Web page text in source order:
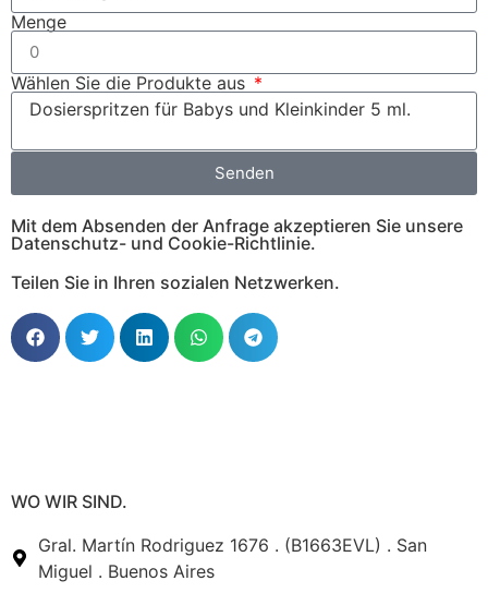
Menge
Wählen Sie die Produkte aus
Senden
Mit dem Absenden der Anfrage akzeptieren Sie unsere
Datenschutz- und Cookie-Richtlinie.
Teilen Sie in Ihren sozialen Netzwerken.
WO WIR SIND.
Gral. Martín Rodriguez 1676 . (B1663EVL) . San
Miguel . Buenos Aires